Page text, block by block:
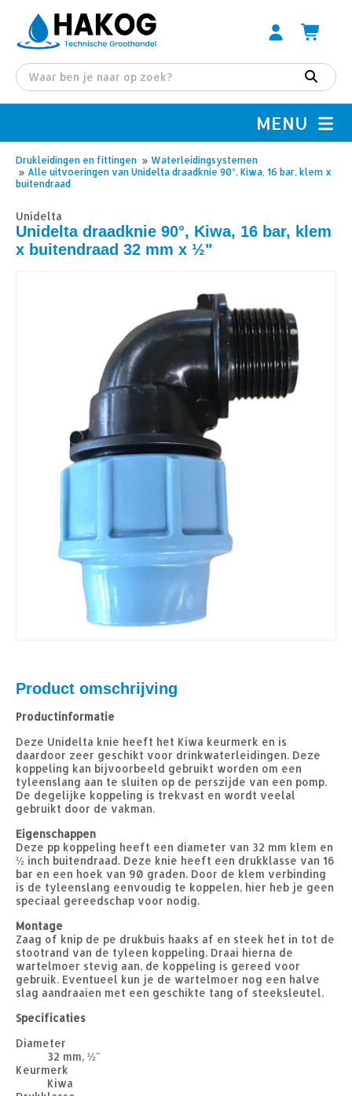
MENU
Drukleidingen en fittingen » Waterleidingsystemen
» Alle uitvoeringen van Unidelta draadknie 90°, Kiwa, 16 bar, klem x
buitendraad
Unidelta
Unidelta draadknie 90°, Kiwa, 16 bar, klem
x buitendraad 32 mm x ½"
Product omschrijving
Productinformatie
Deze Unidelta knie heeft het Kiwa keurmerk en is
daardoor zeer geschikt voor drinkwaterleidingen. Deze
koppeling kan bijvoorbeeld gebruikt worden om een
tyleenslang aan te sluiten op de perszijde van een pomp.
De degelijke koppeling is trekvast en wordt veelal
gebruikt door de vakman.
Eigenschappen
Deze pp koppeling heeft een diameter van 32 mm klem en
½ inch buitendraad. Deze knie heeft een drukklasse van 16
bar en een hoek van 90 graden. Door de klem verbinding
is de tyleenslang eenvoudig te koppelen, hier heb je geen
speciaal gereedschap voor nodig.
Montage
Zaag of knip de pe drukbuis haaks af en steek het in tot de
stootrand van de tyleen koppeling. Draai hierna de
wartelmoer stevig aan, de koppeling is gereed voor
gebruik. Eventueel kun je de wartelmoer nog een halve
slag aandraaien met een geschikte tang of steeksleutel.
Specificaties
Diameter
32 mm, ½"
Keurmerk
Kiwa